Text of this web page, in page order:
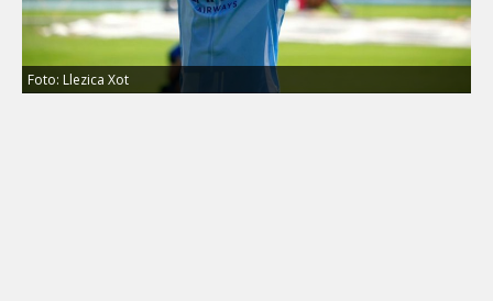
Foto: Llezica Xot